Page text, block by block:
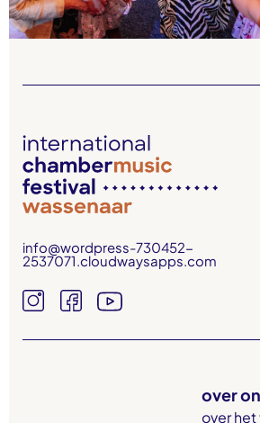
info@wordpress-730452-
2537071.cloudwaysapps.com
over
over